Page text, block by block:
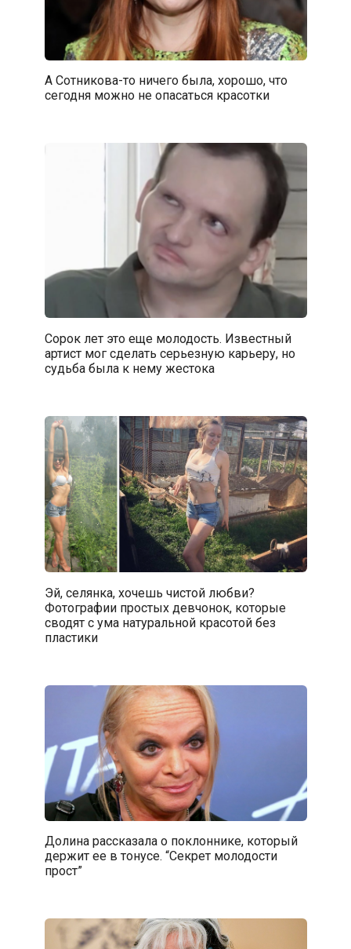
А Сотникова-то ничего была, хорошо, что
сегодня можно не опасаться красотки
Сорок лет это еще молодость. Известный
артист мог сделать серьезную карьеру, но
судьба была к нему жестока
Эй, селянка, хочешь чистой любви?
Фотографии простых девчонок, которые
сводят с ума натуральной красотой без
пластики
Долина рассказала о поклоннике, который
держит ее в тонусе. “Секрет молодости
прост”